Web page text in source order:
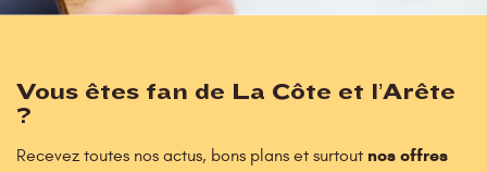
Vous êtes fan de La Côte et l’Arête
?
Recevez toutes nos actus, bons plans et surtout nos offres